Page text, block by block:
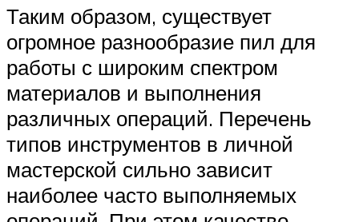
Таким образом, существует
огромное разнообразие пил для
работы с широким спектром
материалов и выполнения
различных операций. Перечень
типов инструментов в личной
мастерской сильно зависит
наиболее часто выполняемых